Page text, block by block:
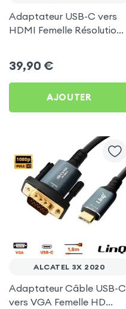
Adaptateur USB-C vers
HDMI Femelle Résolution
39,90 €
AJOUTER
ALCATEL 3X 2020
Adaptateur Câble USB-C
vers VGA Femelle HD